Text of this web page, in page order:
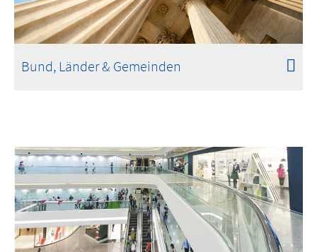
Bund, Länder & Gemeinden